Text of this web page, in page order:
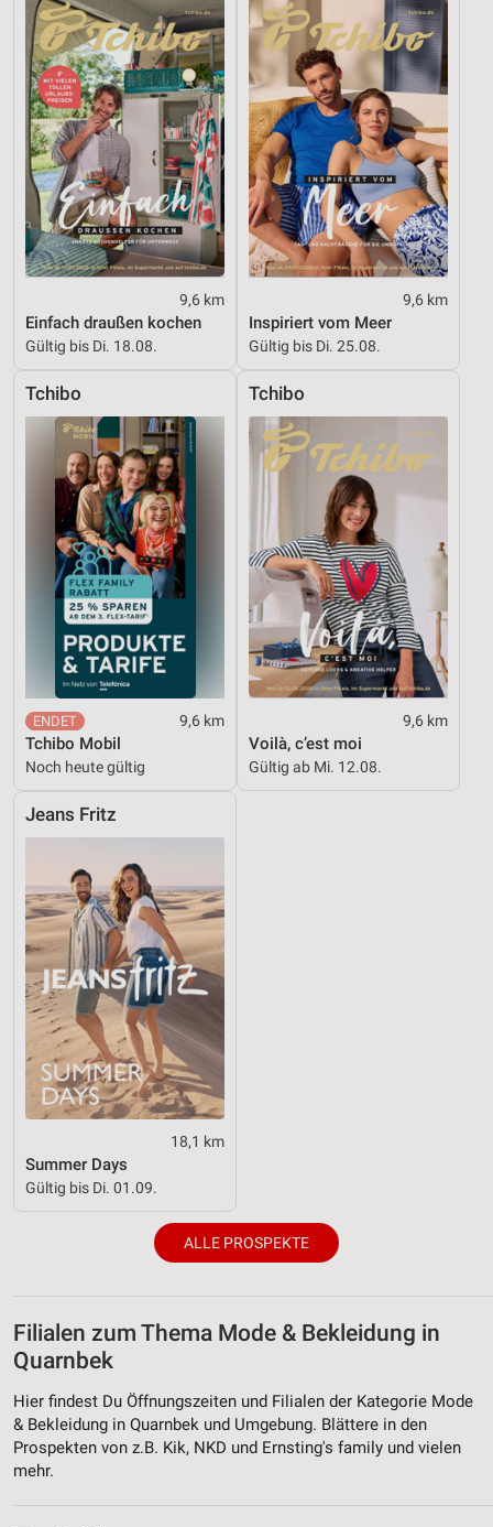
9,6 km
Einfach draußen kochen
Gültig bis Di. 18.08.
9,6 km
Inspiriert vom Meer
Gültig bis Di. 25.08.
Tchibo
9,6 km
Tchibo Mobil
Noch heute gültig
Tchibo
9,6 km
Voilà, c’est moi
Gültig ab Mi. 12.08.
Jeans Fritz
18,1 km
Summer Days
Gültig bis Di. 01.09.
ALLE PROSPEKTE
Filialen zum Thema Mode & Bekleidung in
Quarnbek
Hier findest Du Öffnungszeiten und Filialen der Kategorie Mode
& Bekleidung in Quarnbek und Umgebung. Blättere in den
Prospekten von z.B. Kik, NKD und Ernsting's family und vielen
mehr.